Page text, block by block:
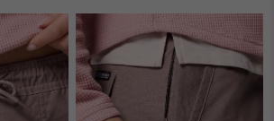
or